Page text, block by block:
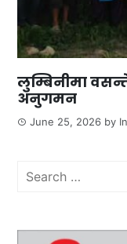
लुम्बिनीमा
अनुगमन
June 25, 2026 by
Search